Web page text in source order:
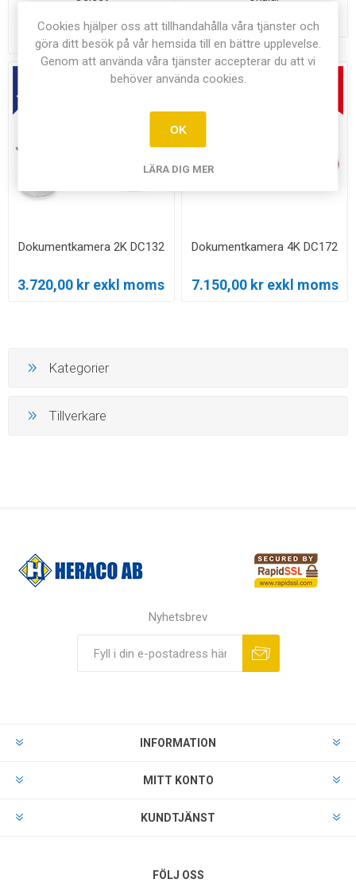
Från 1.095,00 kr exkl
moms
295,00 kr exkl moms
Dokumentkamera 2K DC132
3.720,00 kr exkl moms
Dokumentkamera 4K DC172
7.150,00 kr exkl moms
Kategorier
Tillverkare
Nyhetsbrev
INFORMATION
MITT KONTO
KUNDTJÄNST
FÖLJ OSS
Cookies hjälper oss att tillhandahålla våra tjänster och
göra ditt besök på vår hemsida till en bättre upplevelse.
Genom att använda våra tjänster accepterar du att vi
behöver använda cookies.
OK
LÄRA DIG MER